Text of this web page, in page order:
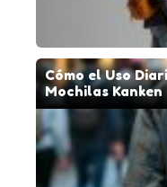
Cómo el Uso
Mochilas Kanken